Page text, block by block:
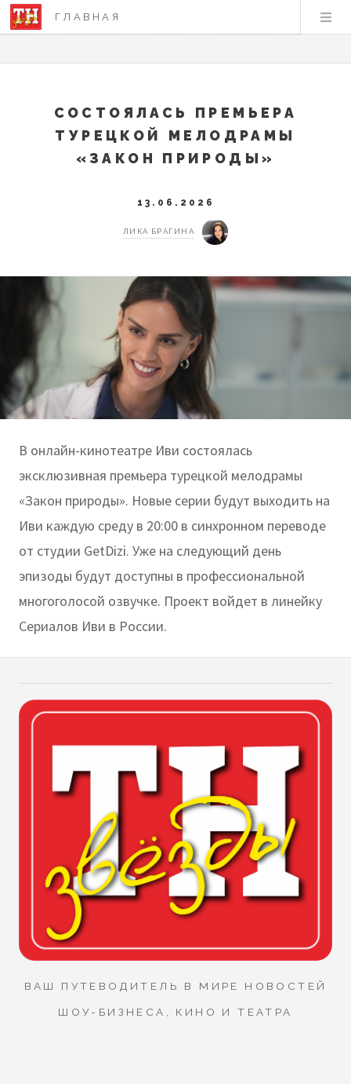
ГЛАВНАЯ
СОСТОЯЛАСЬ ПРЕМЬЕРА
ТУРЕЦКОЙ МЕЛОДРАМЫ
«ЗАКОН ПРИРОДЫ»
13.06.2026
ЛИКА БРАГИНА
В онлайн-кинотеатре Иви состоялась
эксклюзивная премьера турецкой мелодрамы
«Закон природы». Новые серии будут выходить на
Иви каждую среду в 20:00 в синхронном переводе
от студии GetDizi. Уже на следующий день
эпизоды будут доступны в профессиональной
многоголосой озвучке. Проект войдет в линейку
Сериалов Иви в России.
ВАШ ПУТЕВОДИТЕЛЬ В МИРЕ НОВОСТЕЙ
ШОУ-БИЗНЕСА, КИНО И ТЕАТРА